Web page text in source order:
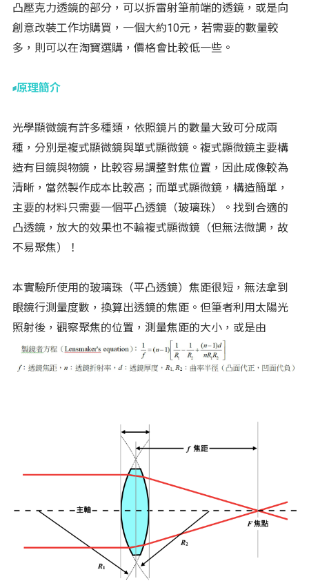
凸壓克力透鏡的部分，可以拆雷射筆前端的透鏡，或是向
創意改裝工作坊購買，一個大約10元，若需要的數量較
多，則可以在淘寶選購，價格會比較低一些。
原理簡介
光學顯微鏡有許多種類，依照鏡片的數量大致可分成兩
種，分別是複式顯微鏡與單式顯微鏡。複式顯微鏡主要構
造有目鏡與物鏡，比較容易調整對焦位置，因此成像較為
清晰，當然製作成本比較高；而單式顯微鏡，構造簡單，
主要的材料只需要一個平凸透鏡（玻璃珠）。找到合適的
凸透鏡，放大的效果也不輸複式顯微鏡（但無法微調，故
不易聚焦）！
本實驗所使用的玻璃珠（平凸透鏡）焦距很短，無法拿到
眼鏡行測量度數，換算出透鏡的焦距。但筆者利用太陽光
照射後，觀察聚焦的位置，測量焦距的大小，或是由